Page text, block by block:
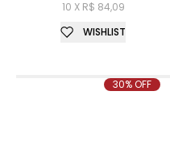
10 X R$ 84,09
WISHLIST
30% OFF